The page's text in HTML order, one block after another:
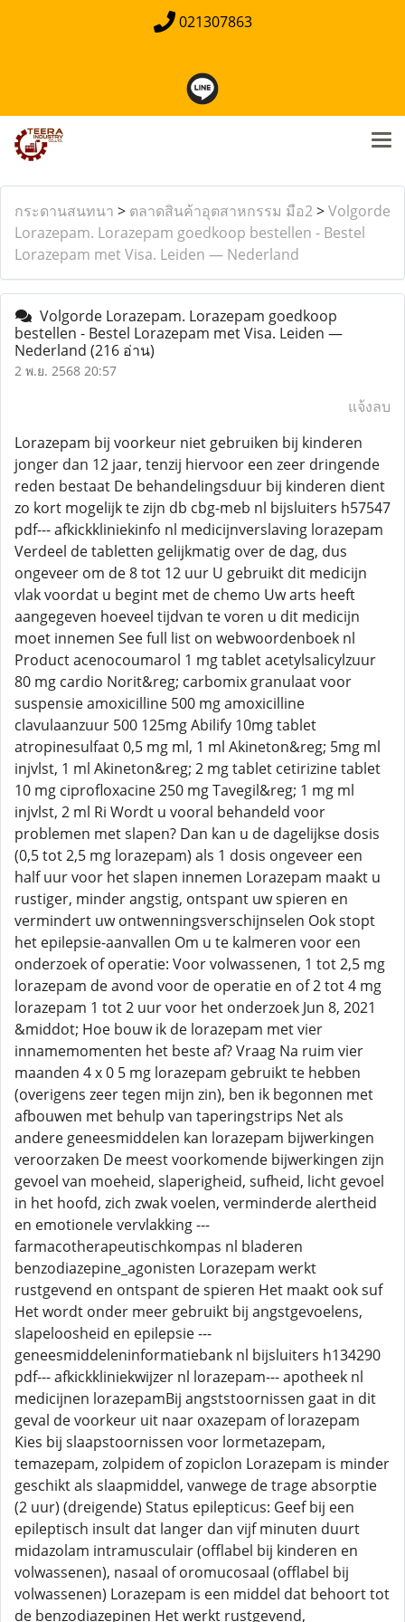
021307863
กระดานสนทนา > ตลาดสินค้าอุตสาหกรรม มือ2>Volgorde
Lorazepam. Lorazepam goedkoop bestellen - Bestel
Lorazepam met Visa. Leiden — Nederland
Volgorde Lorazepam. Lorazepam goedkoop
bestellen - Bestel Lorazepam met Visa. Leiden —
Nederland (216 อ่าน)
2 พ.ย. 2568 20:57
แจ้งลบ
Lorazepam bij voorkeur niet gebruiken bij kinderen
jonger dan 12 jaar, tenzij hiervoor een zeer dringende
reden bestaat De behandelingsduur bij kinderen dient
zo kort mogelijk te zijn db cbg-meb nl bijsluiters h57547
pdf--- afkickkliniekinfo nl medicijnverslaving lorazepam
Verdeel de tabletten gelijkmatig over de dag, dus
ongeveer om de 8 tot 12 uur U gebruikt dit medicijn
vlak voordat u begint met de chemo Uw arts heeft
aangegeven hoeveel tijdvan te voren u dit medicijn
moet innemen See full list on webwoordenboek nl
Product acenocoumarol 1 mg tablet acetylsalicylzuur
80 mg cardio Norit&reg; carbomix granulaat voor
suspensie amoxicilline 500 mg amoxicilline
clavulaanzuur 500 125mg Abilify 10mg tablet
atropinesulfaat 0,5 mg ml, 1 ml Akineton&reg; 5mg ml
injvlst, 1 ml Akineton&reg; 2 mg tablet cetirizine tablet
10 mg ciprofloxacine 250 mg Tavegil&reg; 1 mg ml
injvlst, 2 ml Ri Wordt u vooral behandeld voor
problemen met slapen? Dan kan u de dagelijkse dosis
(0,5 tot 2,5 mg lorazepam) als 1 dosis ongeveer een
half uur voor het slapen innemen Lorazepam maakt u
rustiger, minder angstig, ontspant uw spieren en
vermindert uw ontwenningsverschijnselen Ook stopt
het epilepsie-aanvallen Om u te kalmeren voor een
onderzoek of operatie: Voor volwassenen, 1 tot 2,5 mg
lorazepam de avond voor de operatie en of 2 tot 4 mg
lorazepam 1 tot 2 uur voor het onderzoek Jun 8, 2021
&middot; Hoe bouw ik de lorazepam met vier
innamemomenten het beste af? Vraag Na ruim vier
maanden 4 x 0 5 mg lorazepam gebruikt te hebben
(overigens zeer tegen mijn zin), ben ik begonnen met
afbouwen met behulp van taperingstrips Net als
andere geneesmiddelen kan lorazepam bijwerkingen
veroorzaken De meest voorkomende bijwerkingen zijn
gevoel van moeheid, slaperigheid, sufheid, licht gevoel
in het hoofd, zich zwak voelen, verminderde alertheid
en emotionele vervlakking ---
farmacotherapeutischkompas nl bladeren
benzodiazepine_agonisten Lorazepam werkt
rustgevend en ontspant de spieren Het maakt ook suf
Het wordt onder meer gebruikt bij angstgevoelens,
slapeloosheid en epilepsie ---
geneesmiddeleninformatiebank nl bijsluiters h134290
pdf--- afkickkliniekwijzer nl lorazepam--- apotheek nl
medicijnen lorazepamBij angststoornissen gaat in dit
geval de voorkeur uit naar oxazepam of lorazepam
Kies bij slaapstoornissen voor lormetazepam,
temazepam, zolpidem of zopiclon Lorazepam is minder
geschikt als slaapmiddel, vanwege de trage absorptie
(2 uur) (dreigende) Status epilepticus: Geef bij een
epileptisch insult dat langer dan vijf minuten duurt
midazolam intramusculair (offlabel bij kinderen en
volwassenen), nasaal of oromucosaal (offlabel bij
volwassenen) Lorazepam is een middel dat behoort tot
de benzodiazepinen Het werkt rustgevend,